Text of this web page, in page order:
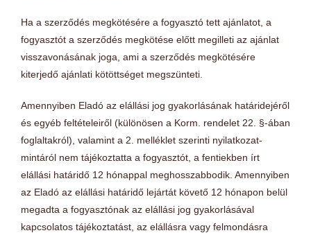
Ha a szerződés megkötésére a fogyasztó tett ajánlatot, a
fogyasztót a szerződés megkötése előtt megilleti az ajánlat
visszavonásának joga, ami a szerződés megkötésére
kiterjedő ajánlati kötöttséget megszünteti.
Amennyiben Eladó az elállási jog gyakorlásának határidejéről
és egyéb feltételeiről (különösen a Korm. rendelet 22. §-ában
foglaltakról), valamint a 2. melléklet szerinti nyilatkozat-
mintáról nem tájékoztatta a fogyasztót, a fentiekben írt
elállási határidő 12 hónappal meghosszabbodik. Amennyiben
az Eladó az elállási határidő lejártát követő 12 hónapon belül
megadta a fogyasztónak az elállási jog gyakorlásával
kapcsolatos tájékoztatást, az elállásra vagy felmondásra